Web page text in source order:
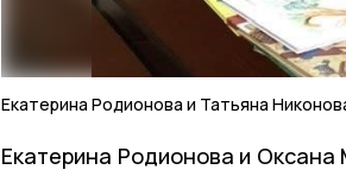
Екатерина Родионова и Татьяна
Екатерина Родионова и Оксана